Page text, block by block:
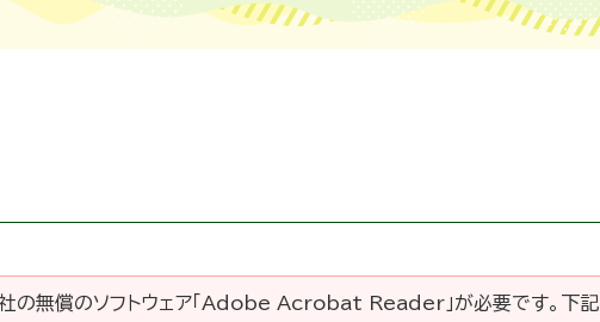
無償のソフトウェア「Adobe Acrobat Reader」が必要です。下記